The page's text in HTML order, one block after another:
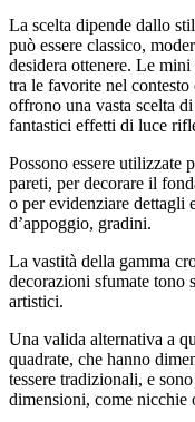
La scelta dipende dallo
può essere classico,
desidera ottenere. Le
tra le favorite nel contesto
offrono una vasta scelta
fantastici effetti di luce
Possono essere utilizzate
pareti, per decorare il
o per evidenziare dettagli
d’appoggio, gradini.
La vastità della gamma
decorazioni sfumate tono
artistici.
Una valida alternativa a
quadrate, che hanno
tessere tradizionali, e
dimensioni, come nicchie